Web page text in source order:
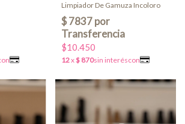
Limpiador De Gamuza Incoloro
$10.450